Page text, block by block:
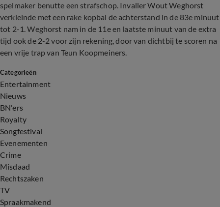
spelmaker benutte een strafschop. Invaller Wout Weghorst
verkleinde met een rake kopbal de achterstand in de 83e minuut
tot 2-1. Weghorst nam in de 11e en laatste minuut van de extra
tijd ook de 2-2 voor zijn rekening, door van dichtbij te scoren na
een vrije trap van Teun Koopmeiners.
Categorieën
Entertainment
Nieuws
BN'ers
Royalty
Songfestival
Evenementen
Crime
Misdaad
Rechtszaken
TV
Spraakmakend